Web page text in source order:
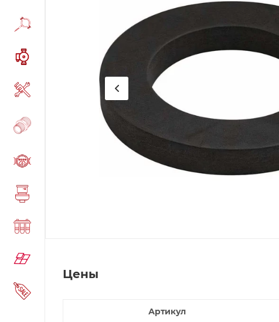
Цены
Артикул